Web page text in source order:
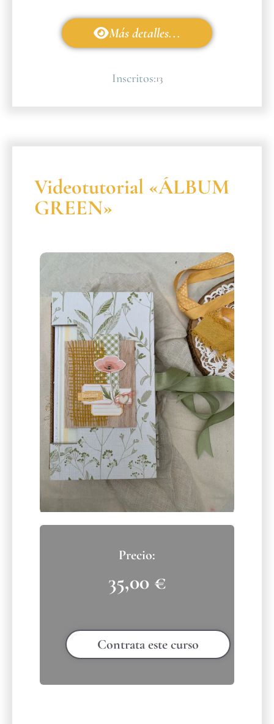
Más detalles...
Inscritos:13
Videotutorial «ÁLBUM
GREEN»
35,00 €
Contrata este curso